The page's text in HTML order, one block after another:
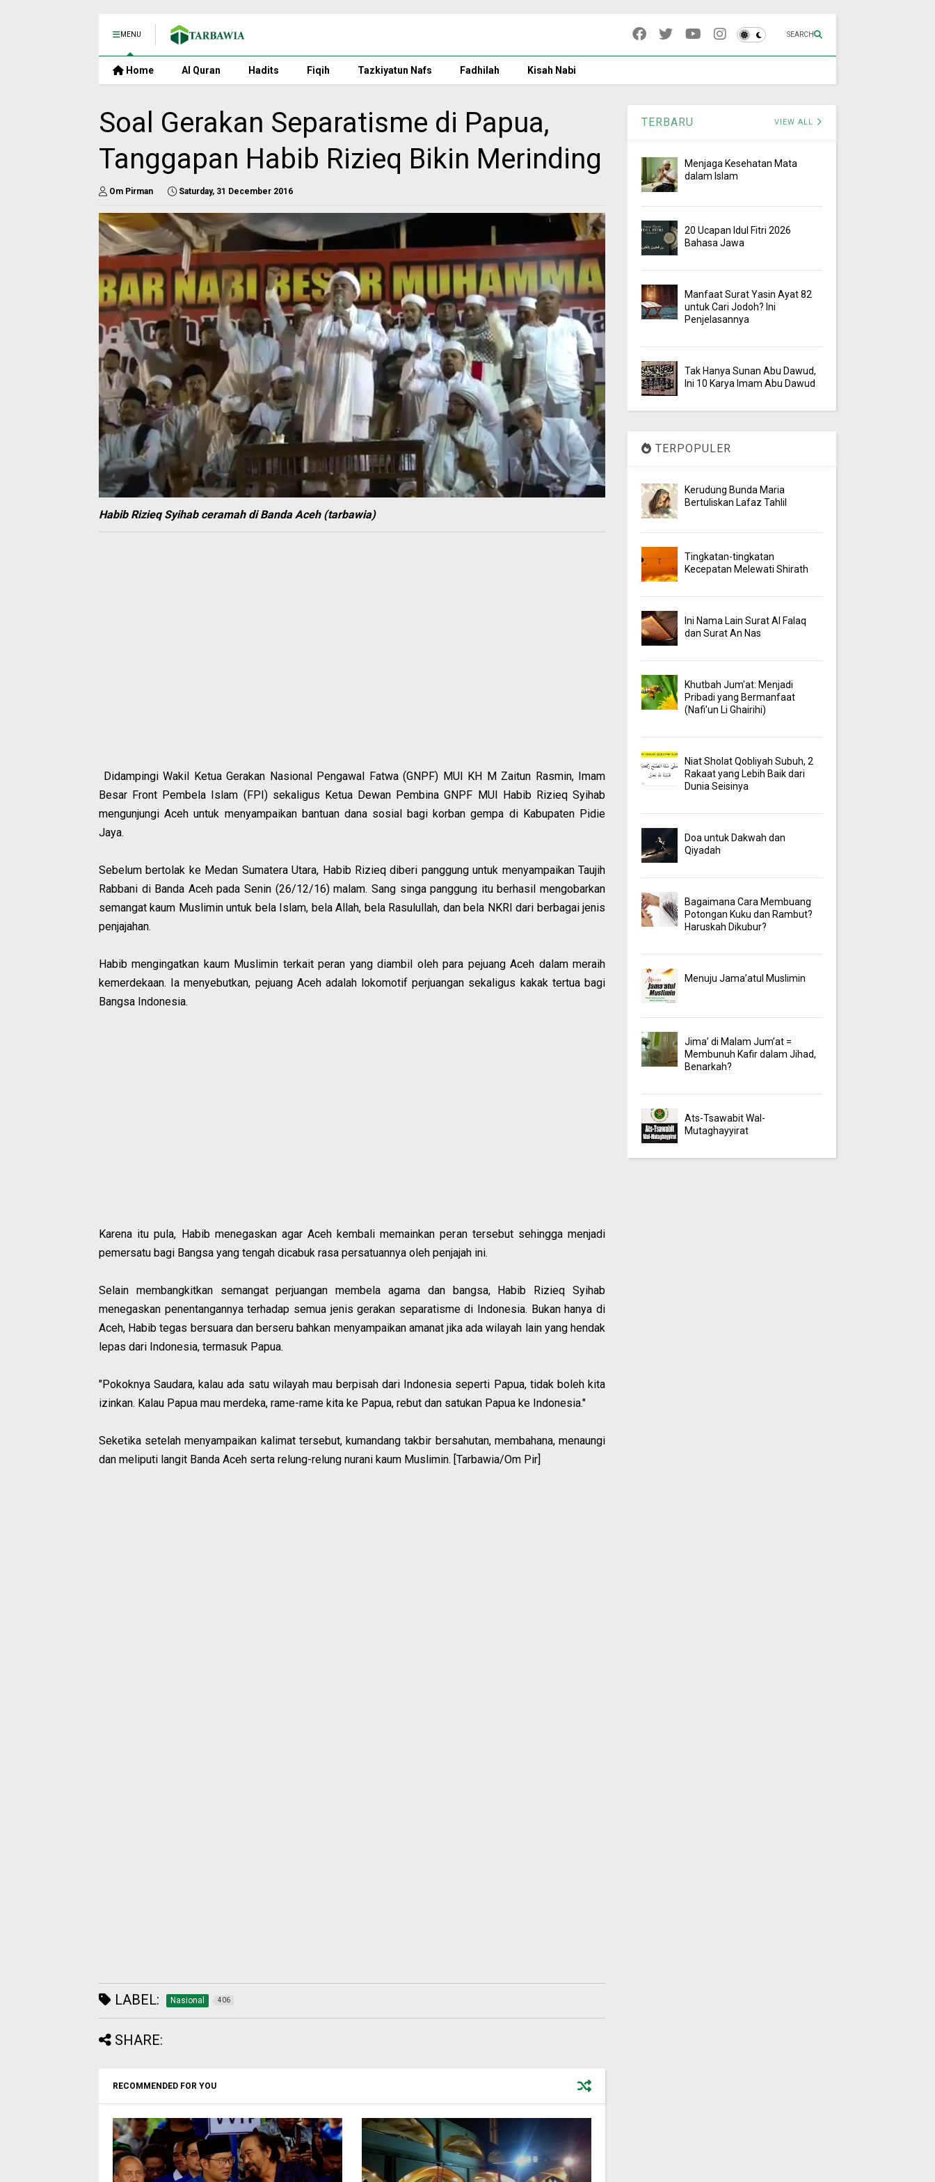
MENU SEARCH
Home Al Quran Hadits Fiqih Tazkiyatun Nafs Fadhilah Kisah Nabi
Soal Gerakan Separatisme di Papua,
Tanggapan Habib Rizieq Bikin Merinding
Om Pirman Saturday, 31 December 2016
Habib Rizieq Syihab ceramah di Banda Aceh (tarbawia)
Didampingi Wakil Ketua Gerakan Nasional Pengawal Fatwa (GNPF) MUI KH M Zaitun Rasmin, Imam
Besar Front Pembela Islam (FPI) sekaligus Ketua Dewan Pembina GNPF MUI Habib Rizieq Syihab
mengunjungi Aceh untuk menyampaikan bantuan dana sosial bagi korban gempa di Kabupaten Pidie
Jaya.
Sebelum bertolak ke Medan Sumatera Utara, Habib Rizieq diberi panggung untuk menyampaikan Taujih
Rabbani di Banda Aceh pada Senin (26/12/16) malam. Sang singa panggung itu berhasil mengobarkan
semangat kaum Muslimin untuk bela Islam, bela Allah, bela Rasulullah, dan bela NKRI dari berbagai jenis
penjajahan.
Habib mengingatkan kaum Muslimin terkait peran yang diambil oleh para pejuang Aceh dalam meraih
kemerdekaan. Ia menyebutkan, pejuang Aceh adalah lokomotif perjuangan sekaligus kakak tertua bagi
Bangsa Indonesia.
Karena itu pula, Habib menegaskan agar Aceh kembali memainkan peran tersebut sehingga menjadi
pemersatu bagi Bangsa yang tengah dicabuk rasa persatuannya oleh penjajah ini.
Selain membangkitkan semangat perjuangan membela agama dan bangsa, Habib Rizieq Syihab
menegaskan penentangannya terhadap semua jenis gerakan separatisme di Indonesia. Bukan hanya di
Aceh, Habib tegas bersuara dan berseru bahkan menyampaikan amanat jika ada wilayah lain yang hendak
lepas dari Indonesia, termasuk Papua.
"Pokoknya Saudara, kalau ada satu wilayah mau berpisah dari Indonesia seperti Papua, tidak boleh kita
izinkan. Kalau Papua mau merdeka, rame-rame kita ke Papua, rebut dan satukan Papua ke Indonesia."
Seketika setelah menyampaikan kalimat tersebut, kumandang takbir bersahutan, membahana, menaungi
dan meliputi langit Banda Aceh serta relung-relung nurani kaum Muslimin. [Tarbawia/Om Pir]
LABEL: Nasional 406
SHARE:
RECOMMENDED FOR YOU
TERBARU VIEW ALL
Menjaga Kesehatan Mata
dalam Islam
20 Ucapan Idul Fitri 2026
Bahasa Jawa
Manfaat Surat Yasin Ayat 82
untuk Cari Jodoh? Ini
Penjelasannya
Tak Hanya Sunan Abu Dawud,
Ini 10 Karya Imam Abu Dawud
TERPOPULER
Kerudung Bunda Maria
Bertuliskan Lafaz Tahlil
Tingkatan-tingkatan
Kecepatan Melewati Shirath
Ini Nama Lain Surat Al Falaq
dan Surat An Nas
Khutbah Jum'at: Menjadi
Pribadi yang Bermanfaat
(Nafi'un Li Ghairihi)
Niat Sholat Qobliyah Subuh, 2
Rakaat yang Lebih Baik dari
Dunia Seisinya
Doa untuk Dakwah dan
Qiyadah
Bagaimana Cara Membuang
Potongan Kuku dan Rambut?
Haruskah Dikubur?
Menuju Jama’atul Muslimin
Jima’ di Malam Jum’at =
Membunuh Kafir dalam Jihad,
Benarkah?
Ats-Tsawabit Wal-
Mutaghayyirat